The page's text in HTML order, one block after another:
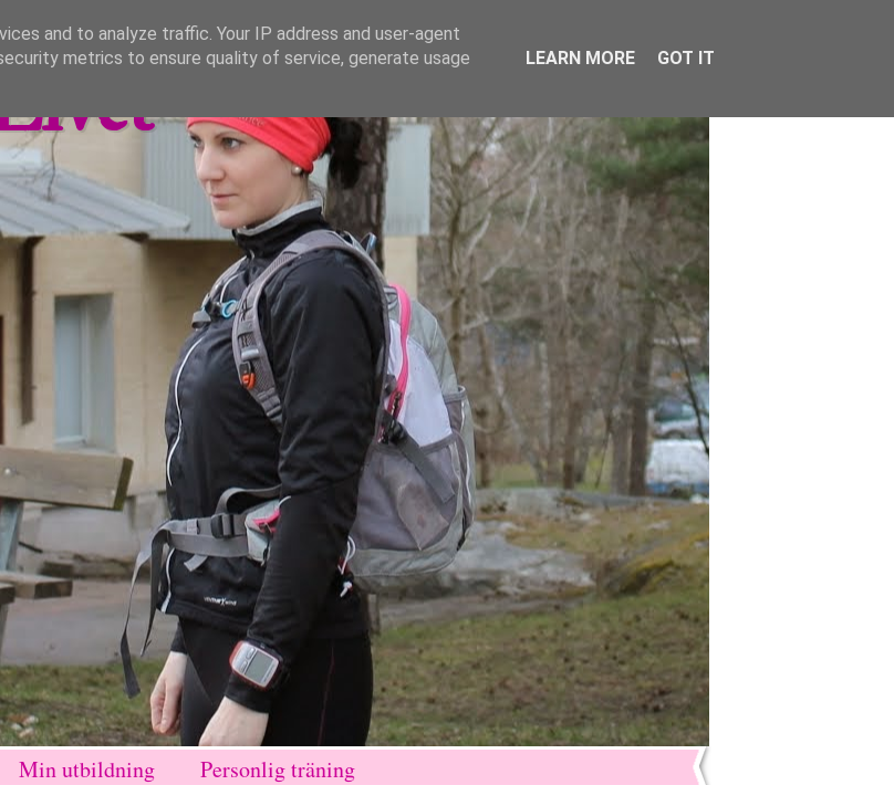
Min utbildning Personlig träning
and to analyze traffic. Your IP address and user-agent
metrics to ensure quality of service, generate usage
LEARN MORE GOT IT